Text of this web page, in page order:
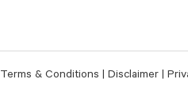
Terms & Conditions Disclaimer